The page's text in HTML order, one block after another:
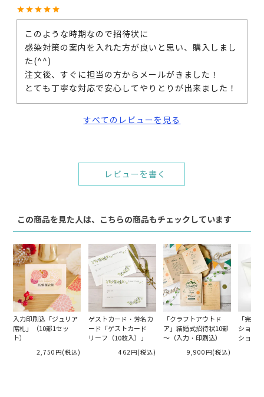
このような時期なので招待状に
感染対策の案内を入れた方が良いと思い、購入しまし
た(^^)
注文後、すぐに担当の方からメールがきました！
とても丁寧な対応で安心してやりとりが出来ました！
すべてのレビューを見る
レビューを書く
この商品を見た人は、こちらの商品もチェックしています
入力印刷込「ジュリア
席札」（10部1セッ
ト）
2,750円(税込)
ゲストカード・芳名カ
ード「ゲストカード
リーフ（10枚入）」
462円(税込)
「クラフトアウトド
ア」結婚式招待状10部
～（入力・印刷込）
9,900円(税込)
「完成
ション
ション